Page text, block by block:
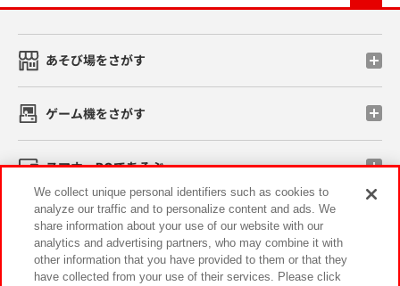
あそび場をさがす
ゲーム機をさがす
スマホ・PCであそぶ
イベント・キャンペーン
We collect unique personal identifiers such as cookies to
analyze our traffic and to personalize content and ads. We
share information about your use of our website with our
analytics and advertising partners, who may combine it with
other information that you have provided to them or that they
have collected from your use of their services. Please click